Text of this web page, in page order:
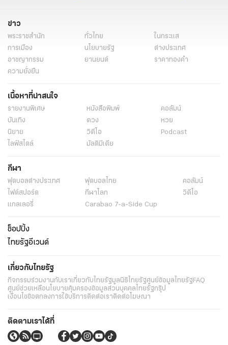
ข่าว
พระราชสำนัก ทั่วไทย
ในกระแส
การเมือง
นโยบายรัฐ
ต่างประเทศ
อาชญากรรม
ยานยนต์
ราคาทองคำ
ความยั่งยืน
เนื้อหาที่น่าสนใจ
รายงานพิเศษ หนังสือพิมพ์
คอลัมน์
บันเทิง
ดวง
หวย
นิยาย
วิดีโอ
Podcast
ไลฟ์สไตล์
มัลติมีเดีย
กีฬา
ฟุตบอลต่่างประเทศ ฟุตบอลไทย
คอลัมน์
ไฟต์สปอร์ต
กีฬาโลก
วิดีโอ
แกลเลอรี่
Carabao 7-a-Side Cup
ช็อปปิ้ง
ไทยรัฐอีเวนต์
เกี่ยวกับไทยรัฐ
กิจกรรมร่วมงานกับเราเกี่ยวกับไทยรัฐมูลนิธิไทยรัฐศูนย์ข้อมูลไทยรัฐFAQ
ศูนย์ช่วยเหลือนโยบายคุ้มครองข้อมูลส่วนบุคคลไทยรัฐกรุ๊ป
เงื่อนไขข้อตกลงการใช้บริการติดต่อเราติดต่อโฆษณา
ติดตามเราได้ที่